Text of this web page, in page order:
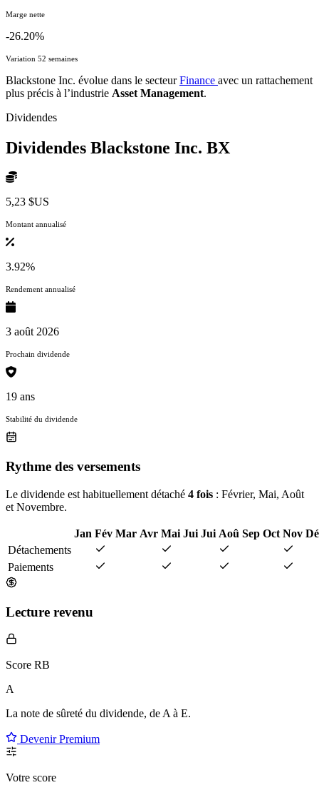
Marge nette
-26.20%
Variation 52 semaines
Blackstone Inc. évolue dans le secteurFinance avec un rattachement
plus précis à l’industrie Asset Management.
Dividendes
Dividendes Blackstone Inc. BX
5,23 $US
Montant annualisé
3.92%
Rendement annualisé
3 août 2026
Prochain dividende
19 ans
Stabilité du dividende
Rythme des versements
Le dividende est habituellement détaché 4 fois : Février, Mai, Août
et Novembre.
Jan Fév Mar Avr Mai Jui Jui Aoû Sep Oct Nov
Détachements
Paiements
Lecture revenu
Score RB
A
La note de sûreté du dividende, de A à E.
Devenir Premium
Votre score